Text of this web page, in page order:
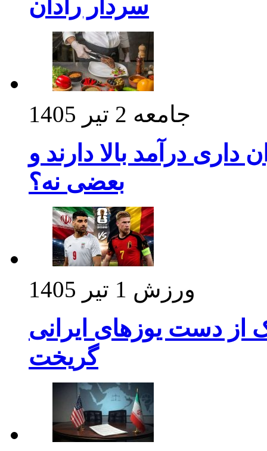
سردار رادان
جامعه 2 تیر 1405
درآمد بالا دارند و
بعضی نه؟
ورزش 1 تیر 1405
از دست یوزهای ایرانی
گریخت